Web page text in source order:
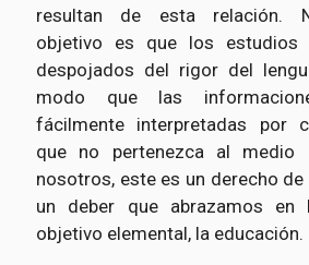
resultan de esta relación.
objetivo es que los estudios
despojados del rigor del
modo que las
fácilmente interpretadas por
que no pertenezca al medio
nosotros, este es un derecho
un deber que abrazamos en
objetivo elemental, la educación.